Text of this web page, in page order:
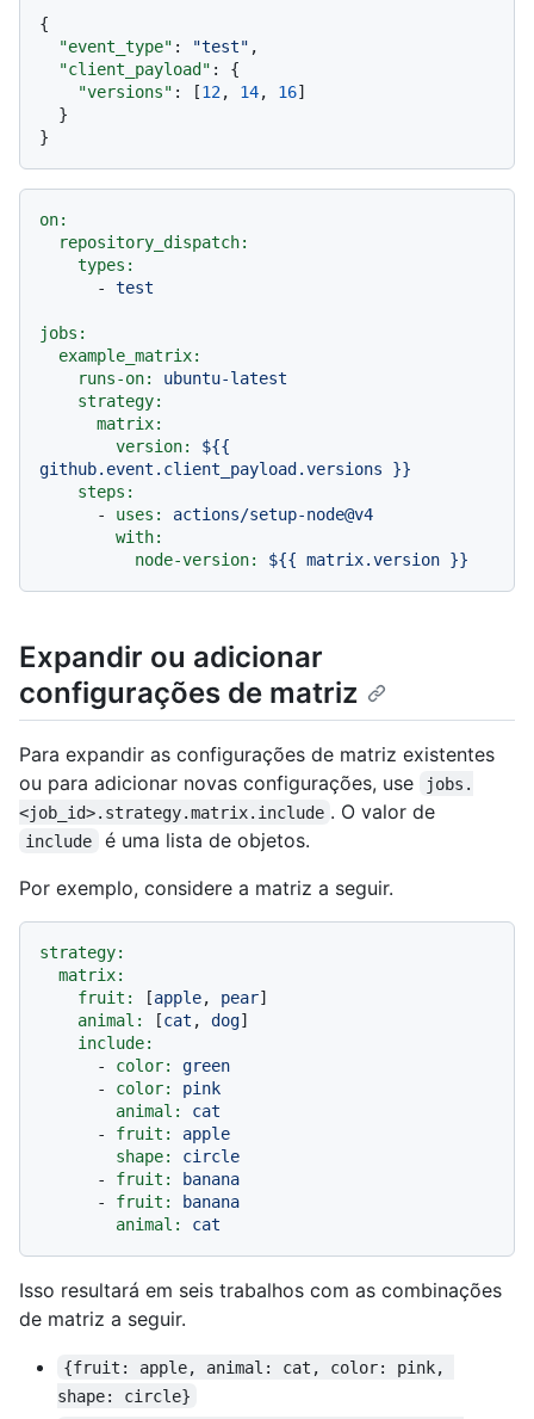
{
"event_type" : "test" ,
"client_payload" :
{
"versions" : [12, 14, 16]
}
}
on:
repository_dispatch:
types:
-
test
jobs:
example_matrix:
runs-on:
ubuntu-latest
strategy:
matrix:
version:
${{
github.event.client_payload.versions
}}
steps:
-
uses:
actions/setup-node@v4
with:
node-version:
${{ matrix.version }}
Expandir ou adicionar
configurações de matriz
Para expandir as configurações de matriz existentes
ou para adicionar novas configurações, use
jobs.
<job_id>.strategy.matrix.include . O valor de
include
é uma lista de objetos.
Por exemplo, considere a matriz a seguir.
strategy:
matrix:
fruit:
[apple, pear]
animal:
[cat , dog]
include:
-
color:
green
-
color:
pink
animal:
cat
-
fruit:
apple
shape:
circle
-
fruit:
banana
-
fruit:
banana
animal:
cat
Isso resultará em seis trabalhos com as combinações
de matriz a seguir.
{fruit: apple, animal: cat, color: pink,
shape: circle}